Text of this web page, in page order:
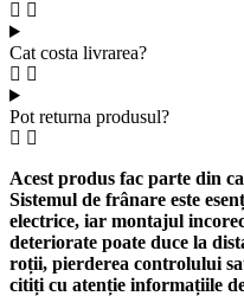
Cat costa livrarea?
Pot returna produsul?
Acest produs fac parte din
Sistemul de frânare este
electrice, iar montajul
deteriorate poate duce la
roții, pierderea controlului
citiți cu atenție informațiile